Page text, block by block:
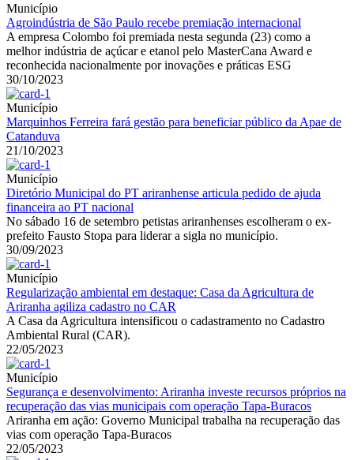
Município
Agroindústria de São Paulo recebe premiação internacional
A empresa Colombo foi premiada nesta segunda (23) como a
melhor indústria de açúcar e etanol pelo MasterCana Award e
reconhecida nacionalmente por inovações e práticas ESG
30/10/2023
Município
Marquinhos Ferreira fará gestão para beneficiar público da Apae de
Catanduva
21/10/2023
Município
Diretório Municipal do PT ariranhense articula pedido de ajuda
financeira ao PT nacional
No sábado 16 de setembro petistas ariranhenses escolheram o ex-
prefeito Fausto Stopa para liderar a sigla no município.
30/09/2023
Município
Regularização ambiental em destaque: Casa da Agricultura de
Ariranha agiliza cadastro no CAR
A Casa da Agricultura intensificou o cadastramento no Cadastro
Ambiental Rural (CAR).
22/05/2023
Município
Segurança e desenvolvimento: Ariranha investe recursos próprios na
recuperação das vias municipais com operação Tapa-Buracos
Ariranha em ação: Governo Municipal trabalha na recuperação das
vias com operação Tapa-Buracos
22/05/2023